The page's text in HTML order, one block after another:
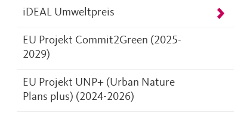
iDEAL Umweltpreis
EU Projekt Commit2Green (2025-
2029)
EU Projekt UNP+ (Urban Nature
Plans plus) (2024-2026)